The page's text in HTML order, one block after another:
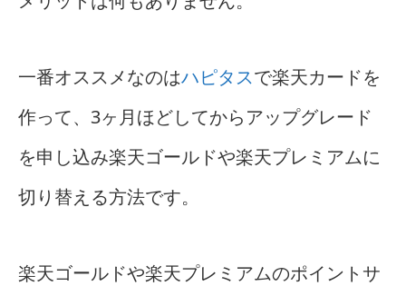
一番オススメなのはハピタスで楽天カードを
作って、3ヶ月ほどしてからアップグレード
を申し込み楽天ゴールドや楽天プレミアムに
切り替える方法です。
楽天ゴールドや楽天プレミアムのポイントサ